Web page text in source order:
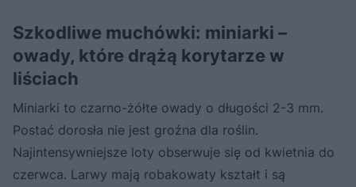
Szkodliwe muchówki: miniarki –
owady, które drążą korytarze w
liściach
Miniarki to czarno-żółte owady o długości 2-3 mm.
Postać dorosła nie jest groźna dla roślin.
Najintensywniejsze loty obserwuje się od kwietnia do
czerwca. Larwy mają robakowaty kształt i są